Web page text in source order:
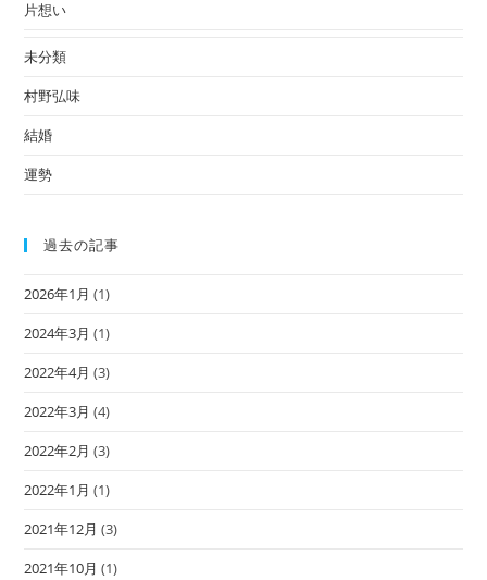
片想い
未分類
村野弘味
結婚
運勢
過去の記事
2026年1月 (1)
2024年3月 (1)
2022年4月 (3)
2022年3月 (4)
2022年2月 (3)
2022年1月 (1)
2021年12月 (3)
2021年10月 (1)